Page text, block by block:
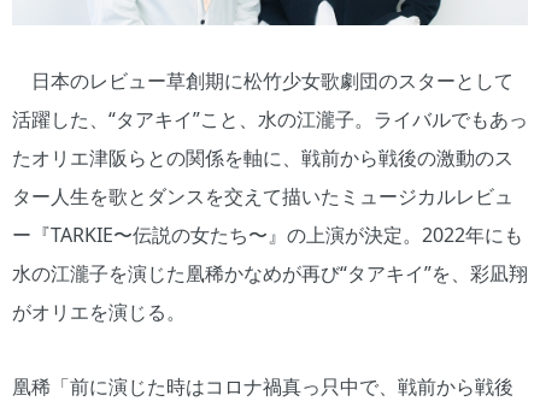
日本のレビュー草創期に松竹少女歌劇団のスターとして
活躍した、“タアキイ”こと、水の江瀧子。ライバルでもあっ
たオリエ津阪らとの関係を軸に、戦前から戦後の激動のス
ター人生を歌とダンスを交えて描いたミュージカルレビュ
ー『TARKIE〜伝説の女たち〜』の上演が決定。2022年にも
水の江瀧子を演じた凰稀かなめが再び“タアキイ”を、彩凪翔
がオリエを演じる。
凰稀「前に演じた時はコロナ禍真っ只中で、戦前から戦後